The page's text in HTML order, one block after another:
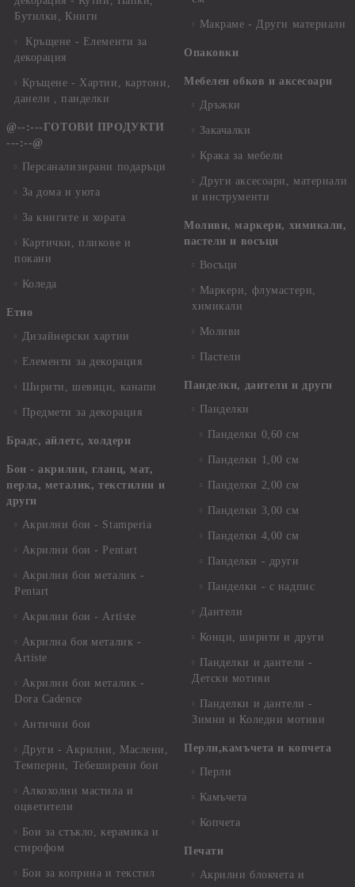
Бутилки, Книги
Кръщене - Елементи за
декорация
Кръщене - Хартии, картони,
данели , панделки
@--:---ГОТОВИ ПРОДУКТИ
---:--@
Персанализирани подаръци
За дома и уюта
За книгите и хората
Картички, пликове и
покани
Коледа
Етно
Дизайнерски хартии
Елементи за декорация
Ширити, шевици, канапи
Предмети за декорация
Брадс, айлетс, холдери
Бои - акрилни, гланц, мат,
перла, металик, текстилни и
други
Акрилни бои - Stamperia
Акрилни бои - Pentart
Акрилни бои металик -
Pentart
Акрилни бои - Artiste
Акрилна боя металик -
Artiste
Акрилни бои металик -
Dora Cadence
Антични бои
Други - Акрилни, Маслени,
Темперни, Тебеширени бои
Алкохолни мастила и
оцветители
Бои за стъкло, керамика и
стирофом
Бои за коприна и текстил
Макраме - Други материали
Опаковки
Мебелен обков и аксесоари
Дръжки
Закачалки
Крака за мебели
Други аксесоари, материали
и инструменти
Моливи, маркери, химикали,
пастели и восъци
Восъци
Маркери, флумастери,
химикали
Моливи
Пастели
Панделки, дантели и други
Панделки
Панделки 0,60 см
Панделки 1,00 см
Панделки 2,00 см
Панделки 3,00 см
Панделки 4,00 см
Панделки - други
Панделки - с надпис
Дантели
Конци, ширити и други
Панделки и дантели -
Детски мотиви
Панделки и дантели -
Зимни и Коледни мотиви
Перли,камъчета и копчета
Перли
Камъчета
Копчета
Печати
Акрилни блокчета и